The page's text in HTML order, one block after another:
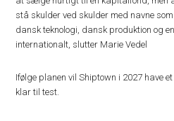
stå skulder ved skulder med navne
dansk teknologi, dansk produktion og
internationalt, slutter Marie Vedel
Ifølge planen vil Shiptown i 2027 have
klar til test.